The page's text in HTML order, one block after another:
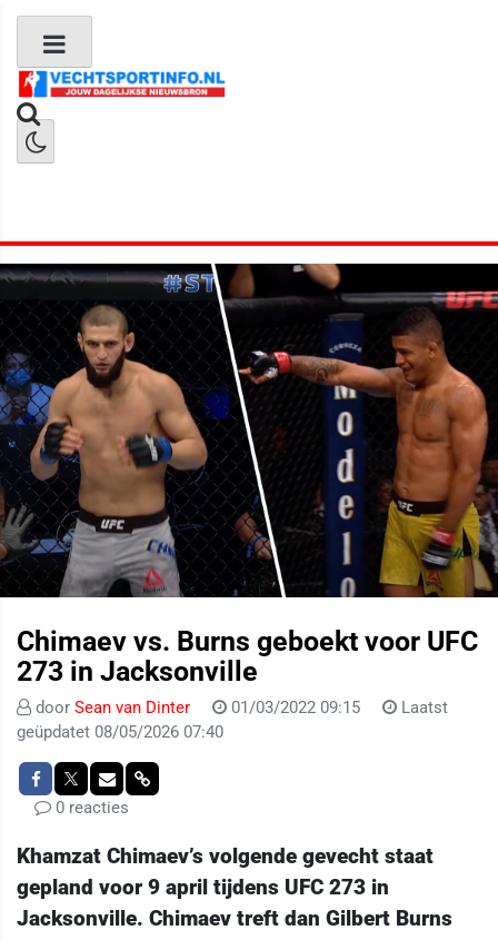
Chimaev vs. Burns geboekt voor UFC
273 in Jacksonville
door Sean van Dinter 01/03/2022 09:15
Laatst
geüpdatet 08/05/2026 07:40
0 reacties
Khamzat Chimaev’s volgende gevecht staat
gepland voor 9 april tijdens UFC 273 in
Jacksonville. Chimaev treft dan Gilbert Burns